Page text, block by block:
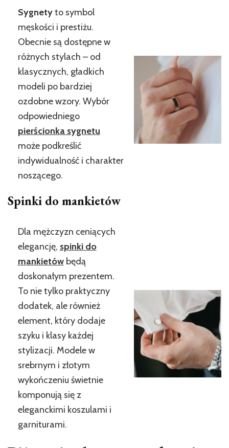
Sygnetyto symbol
męskości i prestiżu.
Obecnie są dostępne w
różnych stylach – od
klasycznych, gładkich
modeli po bardziej
ozdobne wzory. Wybór
odpowiedniego
pierścionka sygnetu
może podkreślić
indywidualność i charakter
noszącego.
Spinki do mankietów
Dla mężczyzn ceniących
elegancję, spinki do
mankietówbędą
doskonałym prezentem.
To nie tylko praktyczny
dodatek, ale również
element, który dodaje
szyku i klasy każdej
stylizacji. Modele w
srebrnym i złotym
wykończeniu świetnie
komponują się z
eleganckimi koszulami i
garniturami.